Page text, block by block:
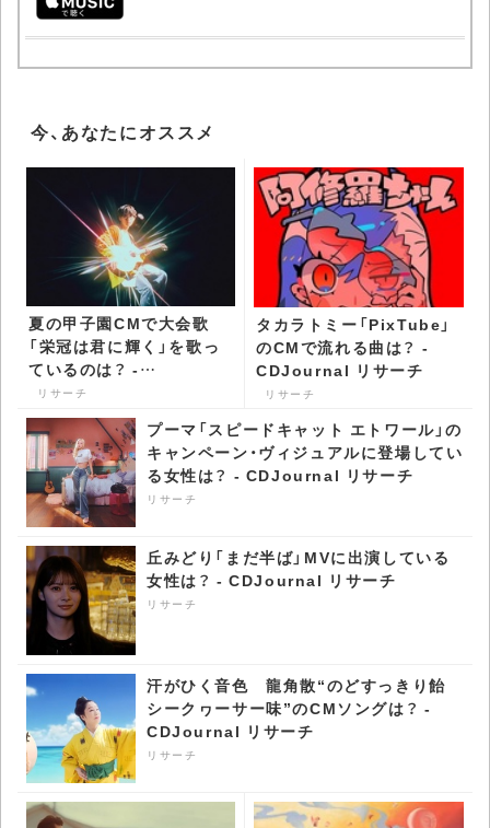
今、あなたにオススメ
夏の甲子園CMで大会歌
「栄冠は君に輝く」を歌っ
ているのは？ -
CDJournal リサーチ
リサーチ
タカラトミー「PixTube」
のCMで流れる曲は？ -
CDJournal リサーチ
リサーチ
プーマ「スピードキャット エトワール」の
キャンペーン・ヴィジュアルに登場してい
る女性は？ - CDJournal リサーチ
リサーチ
丘みどり「まだ半ば」MVに出演している
女性は？ - CDJournal リサーチ
リサーチ
汗がひく音色 龍角散“のどすっきり飴
シークヮーサー味”のCMソングは？ -
CDJournal リサーチ
リサーチ